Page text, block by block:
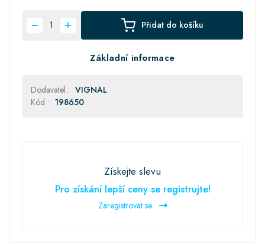
Přidat do košíku
Základní informace
Dodavatel : VIGNAL
Kód : 198650
Získejte slevu
Pro získání lepší ceny se registrujte!
Zaregistrovat se